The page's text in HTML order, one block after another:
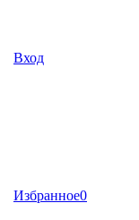
Вход
Избранное0